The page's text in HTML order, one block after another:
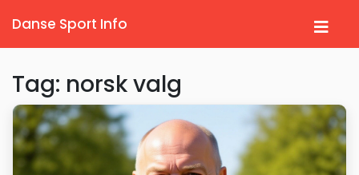
Danse Sport Info
Tag: norsk valg